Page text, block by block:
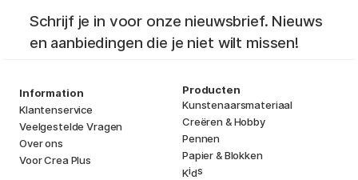
Schrijf je in voor onze nieuwsbrief. Nieuws
en aanbiedingen die je niet wilt missen!
Information
Klantenservice
Veelgestelde Vragen
Over ons
Voor Crea Plus
Producten
Kunstenaarsmateriaal
Creëren & Hobby
Pennen
Papier & Blokken
Kids